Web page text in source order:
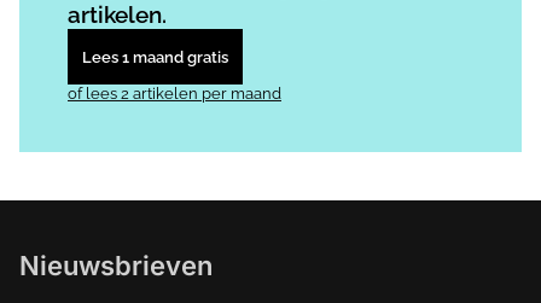
artikelen.
Lees 1 maand gratis
of lees 2 artikelen per maand
Nieuwsbrieven